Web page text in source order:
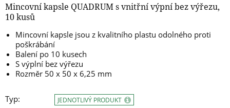
Mincovní kapsle QUADRUM s vnitřní výpní bez výřezu,
10 kusů
Mincovní kapsle jsou z kvalitního plastu odolného proti
poškrábání
Balení po 10 kusech
S výplní bez výřezu
Rozměr 50 x 50 x 6,25 mm
Typ:
JEDNOTLIVÝ PRODUKT